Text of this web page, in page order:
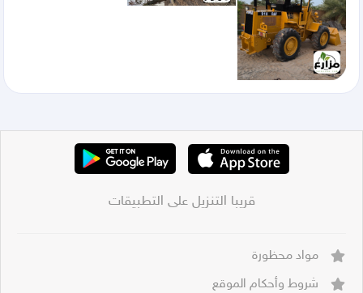
قريبا التنزيل على التطبيقات
مواد محظورة
شروط وأحكام الموقع